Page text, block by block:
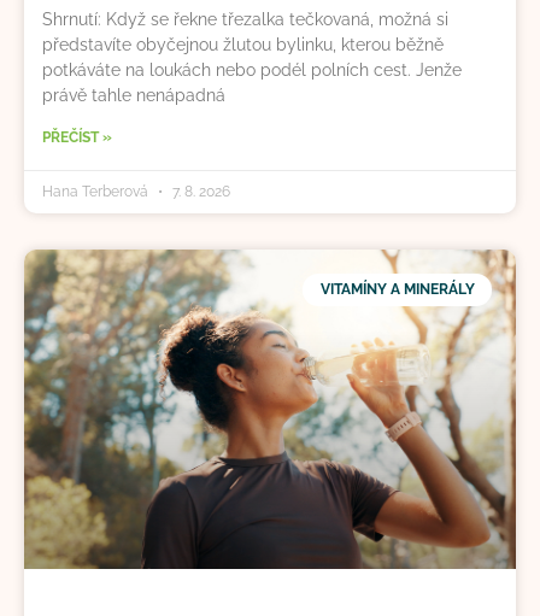
Shrnutí: Když se řekne třezalka tečkovaná, možná si
představíte obyčejnou žlutou bylinku, kterou běžně
potkáváte na loukách nebo podél polních cest. Jenže
právě tahle nenápadná
PŘEČÍST »
Hana Terberová 7. 8. 2026
VITAMÍNY A MINERÁLY